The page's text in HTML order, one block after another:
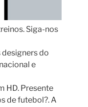
Siga-nos
designers do
e
HD. Presente
de futebol?. A